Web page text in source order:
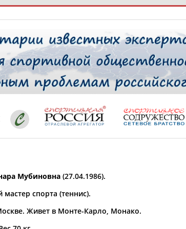
РЕСУРСНАЯ ПЛОЩАДКА
проживания
Мубиновна (27.04.1986).
спорта (теннис).
Живет в Монте-Карло, Монако.